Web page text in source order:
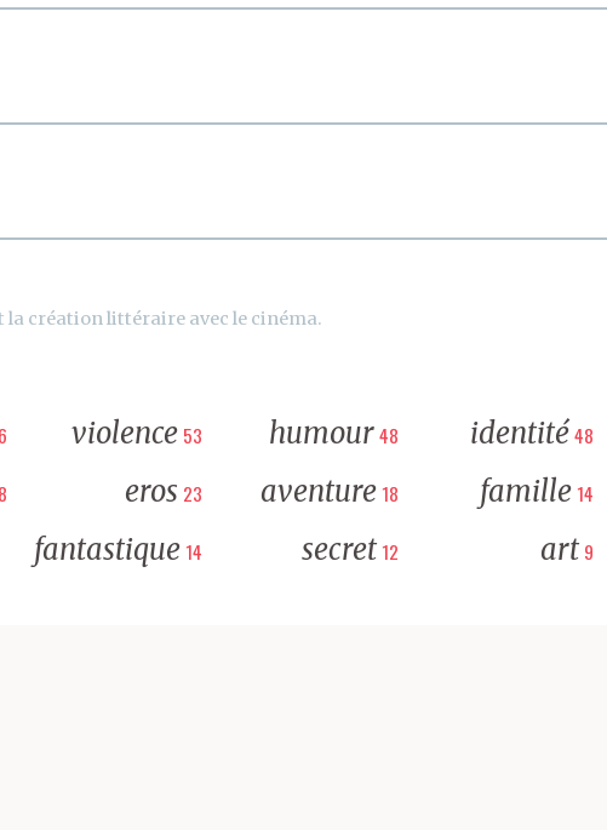
la création littéraire avec le cinéma.
violence 53 humour48 identité48
eros 23 aventure 18 famille 14
fantastique 14 secret 12 art 9